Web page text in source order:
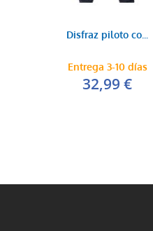
Disfraz piloto co...
Entrega 3-10 días
32,99 €